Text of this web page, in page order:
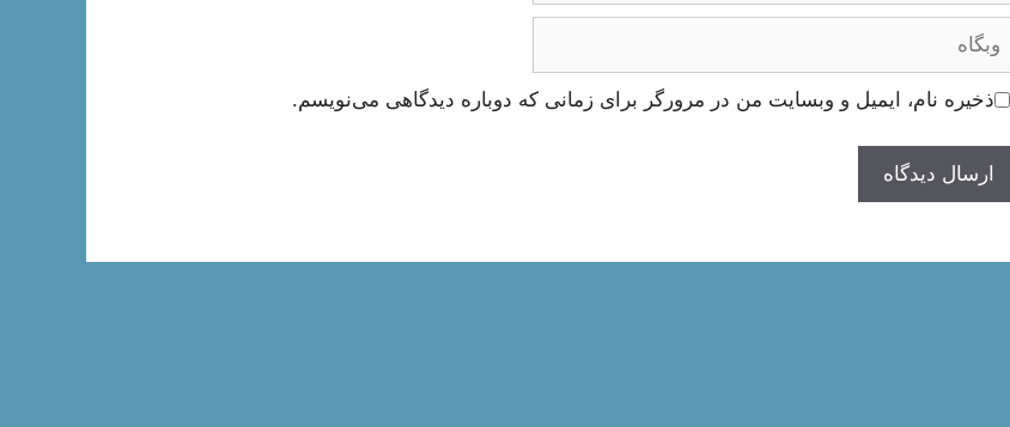
وبگاه
ذخیره نام، ایمیل و وبسایت من در مرورگر برای زمانی که دوباره دیدگاهی می‌نویسم.